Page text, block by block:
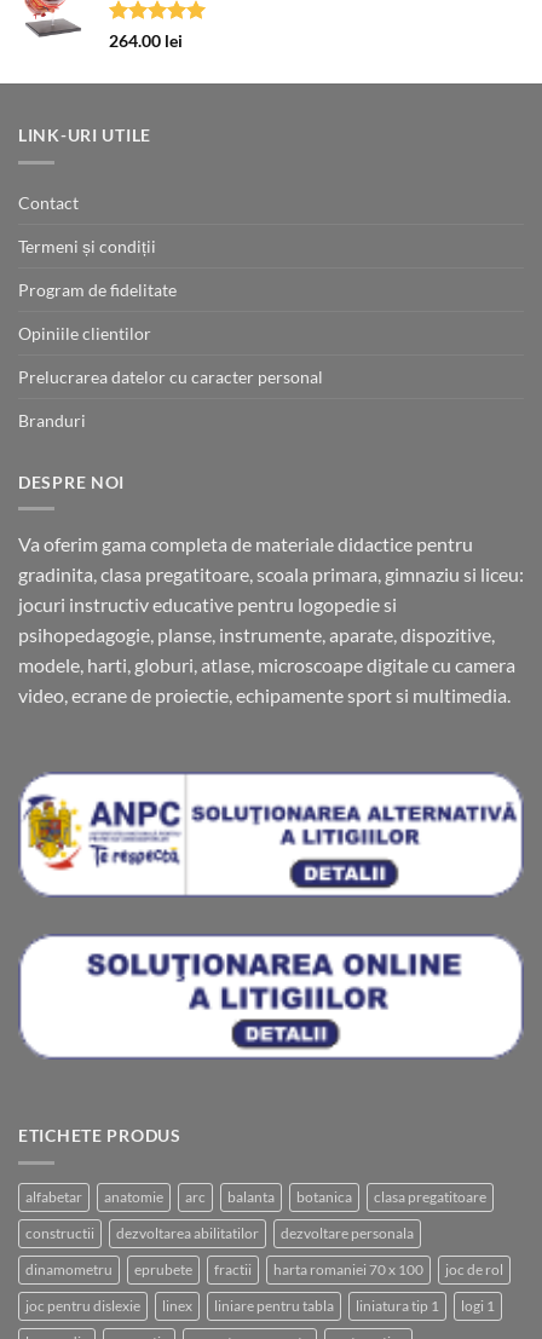
Evaluat la
264.00 lei
LINK-URI UTILE
Contact
Termeni și condiții
Program de fidelitate
Opiniile clientilor
Prelucrarea datelor cu caracter personal
Branduri
DESPRE NOI
Va oferim gama completa de materiale didactice pentru
gradinita, clasa pregatitoare, scoala primara, gimnaziu si liceu:
jocuri instructiv educative pentru logopedie si
psihopedagogie, planse, instrumente, aparate, dispozitive,
modele, harti, globuri, atlase, microscoape digitale cu camera
video, ecrane de proiectie, echipamente sport si multimedia.
ETICHETE PRODUS
alfabetar anatomie arc balanta botanica clasa pregatitoare
constructii dezvoltarea abilitatilor dezvoltare personala
dinamometru eprubete fractii harta romaniei 70 x 100 joc de rol
joc pentru dislexie linex liniare pentru tabla liniatura tip 1 logi 1